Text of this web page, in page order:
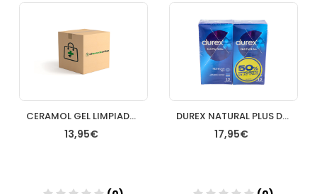
CERAMOL GEL LIMPIADOR INTIMO 250ML
13,95€
DUREX NATURAL PLUS DUPLO12X2
17,95€